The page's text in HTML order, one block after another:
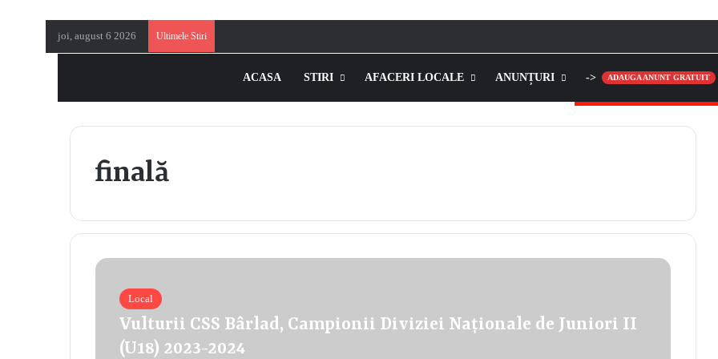
joi, august 6 2026 Ultimele Stiri
ACASA STIRI AFACERI LOCALE ANUNȚURI -> ADAUGA ANUNT GRATUIT
finală
Local
Vulturii CSS Bârlad, Campionii Diviziei Naționale de Juniori II
(U18) 2023-2024